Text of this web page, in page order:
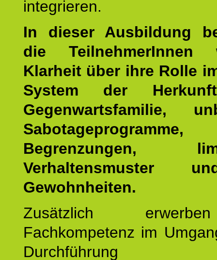
integrieren.
In dieser Ausbildung
die TeilnehmerInnen
Klarheit über ihre Rolle
System der
Gegenwartsfamilie,
Begrenzungen,
Verhaltensmuster
Gewohnheiten.
Zusätzlich
Fachkompetenz im